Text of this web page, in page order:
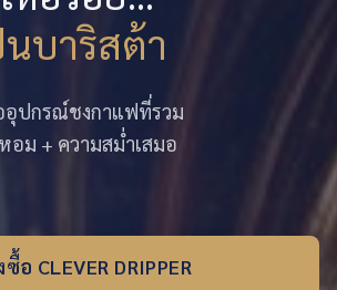
บาริสต้า
อุปกรณ์ชงกาแฟที่รวม
อม + ความสม่ำเสมอ
ซื้อ CLEVER DRIPPER